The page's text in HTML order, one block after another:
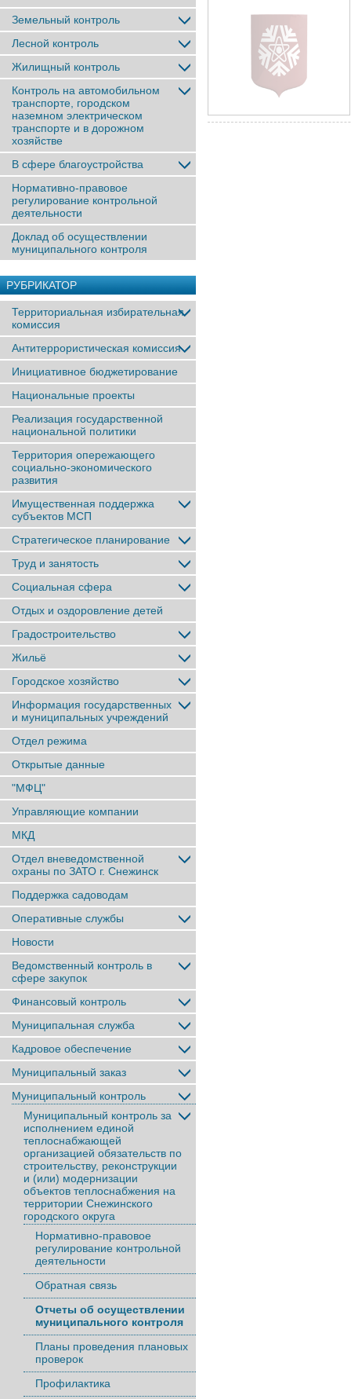
Земельный контроль
Лесной контроль
Жилищный контроль
Контроль на автомобильном
транспорте, городском
наземном электрическом
транспорте и в дорожном
хозяйстве
В сфере благоустройства
Нормативно-правовое
регулирование контрольной
деятельности
Доклад об осуществлении
муниципального контроля
РУБРИКАТОР
Территориальная избирательная
комиссия
Антитеррористическая комиссия
Инициативное бюджетирование
Национальные проекты
Реализация государственной
национальной политики
Территория опережающего
социально-экономического
развития
Имущественная поддержка
субъектов МСП
Стратегическое планирование
Труд и занятость
Социальная сфера
Отдых и оздоровление детей
Градостроительство
Жильё
Городское хозяйство
Информация государственных
и муниципальных учреждений
Отдел режима
Открытые данные
"МФЦ"
Управляющие компании
МКД
Отдел вневедомственной
охраны по ЗАТО г. Снежинск
Поддержка садоводам
Оперативные службы
Новости
Ведомственный контроль в
сфере закупок
Финансовый контроль
Муниципальная служба
Кадровое обеспечение
Муниципальный заказ
Муниципальный контроль
Муниципальный контроль за
исполнением единой
теплоснабжающей
организацией обязательств по
строительству, реконструкции
и (или) модернизации
объектов теплоснабжения на
территории Снежинского
городского округа
Нормативно-правовое
регулирование контрольной
деятельности
Обратная связь
Отчеты об осуществлении
муниципального контроля
Планы проведения плановых
проверок
Профилактика